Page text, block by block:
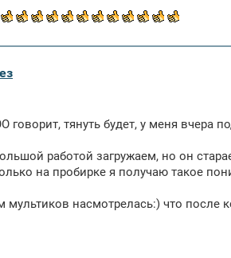
говорит, тянуть будет, у меня вчера
работой загружаем, но он
на пробирке я получаю такое
мультиков насмотрелась:) что после